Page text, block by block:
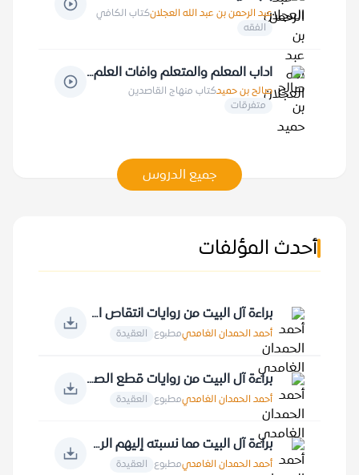
عبد الرحمن بن عبد الله العجلانكتاب الكافي
الفقه
اداب المعلم والمتعلم وافات العلم وبيان العلماء
صالح بن حميدكتاب منهاج القاصدين
متفرقات
جميع الدروس
أحدث المؤلفات
براءة آل البيت من روايات انتقاص الأنبياء والملائكة... ونتقاص أمير المؤمنين علي
أحمد الحمدان الغامديمطبوع العقيدة
براءة آل البيت من روايات قطع الصلة بعبادة الله عز وجل ومقدساته
أحمد الحمدان الغامديمطبوع العقيدة
براءة آل البيت مما نسبته إليهم الروايات
أحمد الحمدان الغامديمطبوع العقيدة